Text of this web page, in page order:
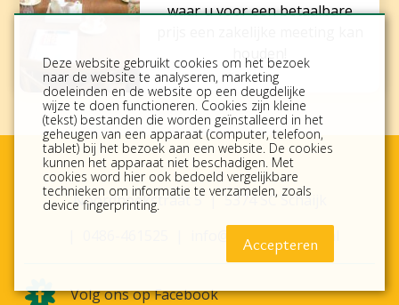
waar u voor een betaalbare
houden!
Noordhoekstraat 5
5374 SC Schaijk
info@deheidebloem.nl
Volg ons op Facebook
Deze website gebruikt cookies om het bezoek
naar de website te analyseren, marketing
doeleinden en de website op een deugdelijke
wijze te doen functioneren. Cookies zijn kleine
(tekst) bestanden die worden geïnstalleerd in het
geheugen van een apparaat (computer, telefoon,
tablet) bij het bezoek aan een website. De cookies
kunnen het apparaat niet beschadigen. Met
cookies word hier ook bedoeld vergelijkbare
technieken om informatie te verzamelen, zoals
device fingerprinting.
Accepteren